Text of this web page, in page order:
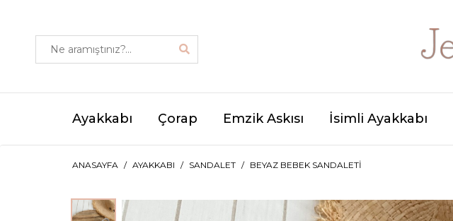
Ayakkabı Çorap Emzik Askısı İsimli Ayakkabı
ANASAYFA AYAKKABI SANDALET BEYAZ BEBEK SANDALETI